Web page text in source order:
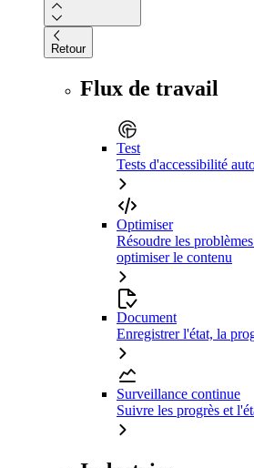
Retour
Flux de travail
Test
Tests d'accessibilité
Optimiser
Résoudre les
optimiser le contenu
Document
Enregistrer l'état, la
Surveillance continue
Suivre les progrès et